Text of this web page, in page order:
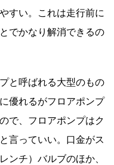
すい。これは走行前に
でかなり解消できるの
と呼ばれる大型のもの
優れるがフロアポンプ
で、フロアポンプはク
言っていい。口金がス
ンチ）バルブのほか、